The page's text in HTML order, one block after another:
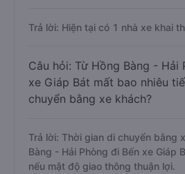
Trả lời: Hiện tại có 1 nhà xe khai
Câu hỏi: Từ Hồng Bàng - Hải
xe Giáp Bát mất bao nhiêu
chuyển bằng xe khách?
Trả lời: Thời gian di chuyển bằng
Bàng - Hải Phòng đi Bến xe Giáp
nếu mật độ giao thông thuận lợi.